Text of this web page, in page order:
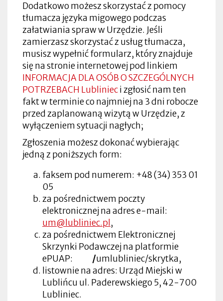
Dodatkowo możesz skorzystać z pomocy
tłumacza języka migowego podczas
załatwiania spraw w Urzędzie. Jeśli
zamierzasz skorzystać z usług tłumacza,
musisz wypełnić formularz, który znajduje
się na stronie internetowej pod linkiem
INFORMACJA DLA OSÓB O SZCZEGÓLNYCH
POTRZEBACH Lublinieci zgłosić nam ten
fakt w terminie co najmniej na 3 dni robocze
przed zaplanowaną wizytą w Urzędzie, z
wyłączeniem sytuacji nagłych;
Zgłoszenia możesz dokonać wybierając
jedną z poniższych form:
faksem pod numerem: +48 (34) 353 01
05
za pośrednictwem poczty
elektronicznej na adres e-mail:
um@lubliniec.pl ,
za pośrednictwem Elektronicznej
Skrzynki Podawczej na platformie
ePUAP: /umlubliniec/skrytka,
listownie na adres: Urząd Miejski w
Lublińcu ul. Paderewskiego 5, 42-700
Lubliniec.